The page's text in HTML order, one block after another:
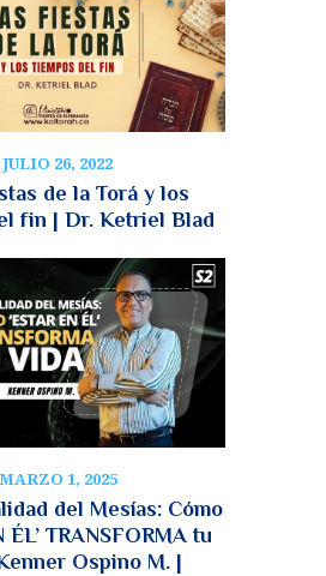
JULIO 26, 2022
de la Torá y los
fin | Dr. Ketriel Blad
MARZO 1, 2025
del Mesías: Cómo
ÉL’ TRANSFORMA tu
Ospino M. |